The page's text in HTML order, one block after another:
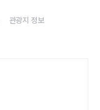
관광지 정보